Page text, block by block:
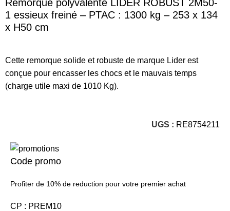
Remorque polyvalente LIDER ROBUST 2M50-
1 essieux freiné – PTAC : 1300 kg – 253 x 134
x H50 cm
Cette remorque solide et robuste de marque Lider est
conçue pour encasser les chocs et le mauvais temps
(charge utile maxi de 1010 Kg).
UGS : RE8754211
Code promo
Profiter de 10% de reduction pour votre premier achat
CP : PREM10